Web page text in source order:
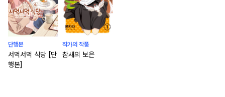
단행본
서먹서먹 식당 [단
행본]
작가의 작품
참새의 보은